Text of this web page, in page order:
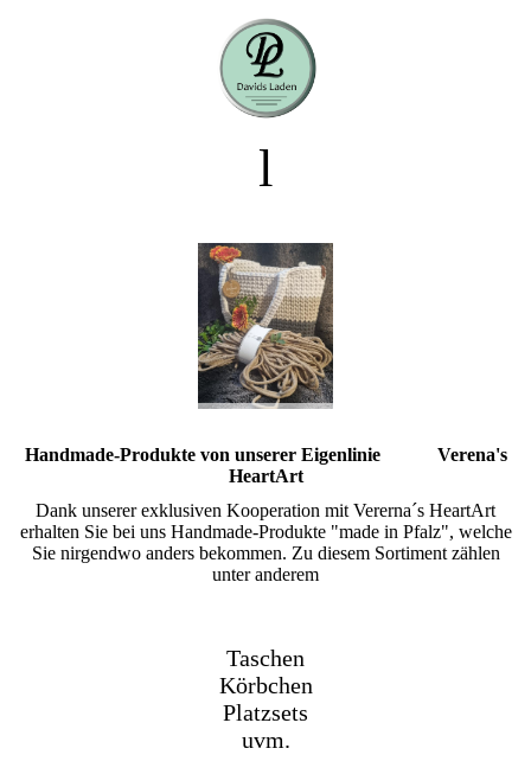
l
Handmade-Produkte von unserer Eigenlinie Verena's
HeartArt
Dank unserer exklusiven Kooperation mit Vererna´s HeartArt
erhalten Sie bei uns Handmade-Produkte "made in Pfalz", welche
Sie nirgendwo anders bekommen. Zu diesem Sortiment zählen
unter anderem
Taschen
Körbchen
Platzsets
uvm.